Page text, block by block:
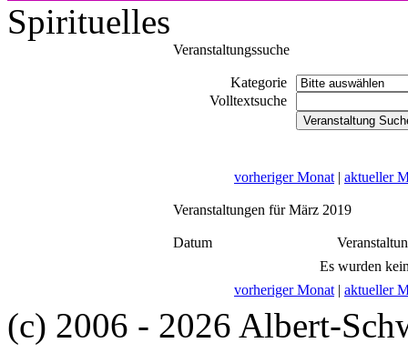
Spirituelles
Veranstaltungssuche
Kategorie
Volltextsuche
vorheriger Monat | aktueller
Veranstaltungen für März 2019
Datum
Es wurden
vorheriger Monat | aktueller
(c) 2006 - 2026 Albert-